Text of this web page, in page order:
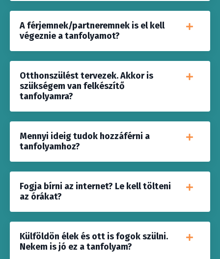
A férjemnek/partneremnek is el kell
végeznie a tanfolyamot?
Otthonszülést tervezek. Akkor is
szükségem van felkészítő
tanfolyamra?
Mennyi ideig tudok hozzáférni a
tanfolyamhoz?
Fogja bírni az internet? Le kell tölteni
az órákat?
Külföldön élek és ott is fogok szülni.
Nekem is jó ez a tanfolyam?